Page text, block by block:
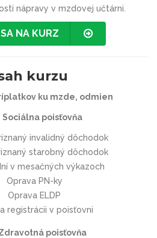
nápravy v mzdovej učtárni.
NA KURZ
kurzu
ku mzde, odmien
Sociálna poisťovňa
invalidný dôchodok
starobný dôchodok
v mesačných výkazoch
Oprava PN-ky
Oprava ELDP
registrácii v poisťovni
poisťovňa